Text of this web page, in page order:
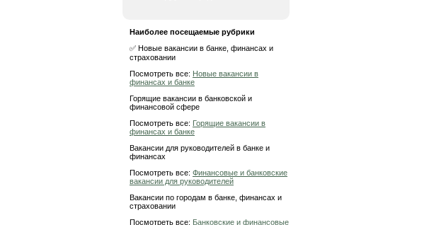
Наиболее посещаемые рубрики
✅ Новые вакансии в банке, финансах и
страховании
Посмотреть все: Новые вакансии в
финансах и банке
Горящие вакансии в банковской и
финансовой сфере
Посмотреть все: Горящие вакансии в
финансах и банке
Вакансии для руководителей в банке и
финансах
Посмотреть все: Финансовые и банковские
вакансии для руководителей
Вакансии по городам в банке, финансах и
страховании
Посмотреть все: Банковские и финансовые